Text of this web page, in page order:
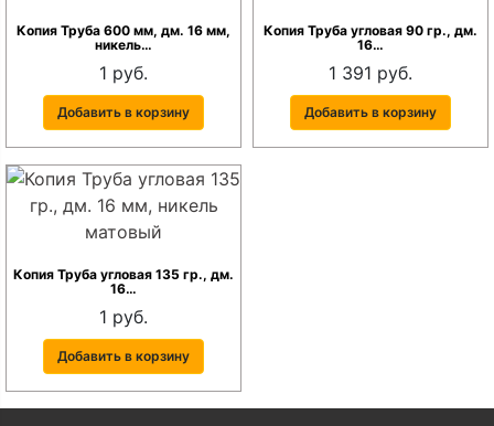
Копия Труба 600 мм, дм. 16 мм,
никель…
1 руб.
Добавить в корзину
Копия Труба угловая 90 гр., дм.
16…
1 391 руб.
Добавить в корзину
Копия Труба угловая 135 гр., дм.
16…
1 руб.
Добавить в корзину